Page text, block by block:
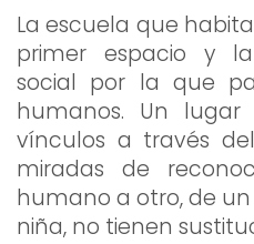
La escuela que
primer espacio y
social por la que
humanos. Un
vínculos a través
miradas de
humano a otro, de
niña, no tienen